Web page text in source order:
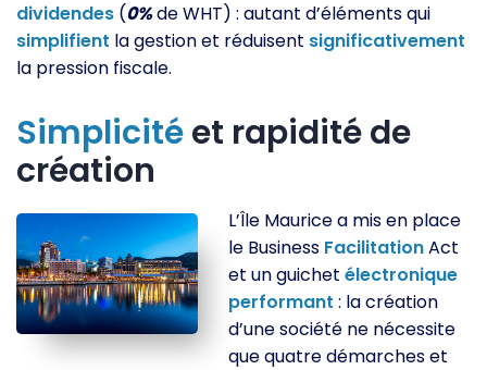
dividendes (0%de WHT) : autant d’éléments qui
simplifient la gestion et réduisent significativement
la pression fiscale.
Simplicitéet rapidité de
création
L’Île Maurice a mis en place
le Business FacilitationAct
et un guichetélectronique
performant : la création
d’une société ne nécessite
que quatre démarches et